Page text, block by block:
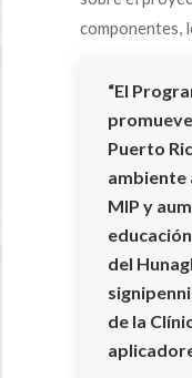
componentes,
“El
Puerto
ambiente
MIP y
del
de la